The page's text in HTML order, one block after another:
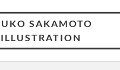
SAKAMOTO
ILLUSTRATION